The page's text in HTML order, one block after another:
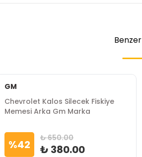
Benzer
GM
Chevrolet Kalos Silecek Fiskiye
Memesi Arka Gm Marka
%42 ₺ 650.00
₺ 380.00